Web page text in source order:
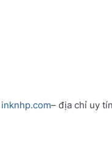
inknhp.com– địa chỉ uy